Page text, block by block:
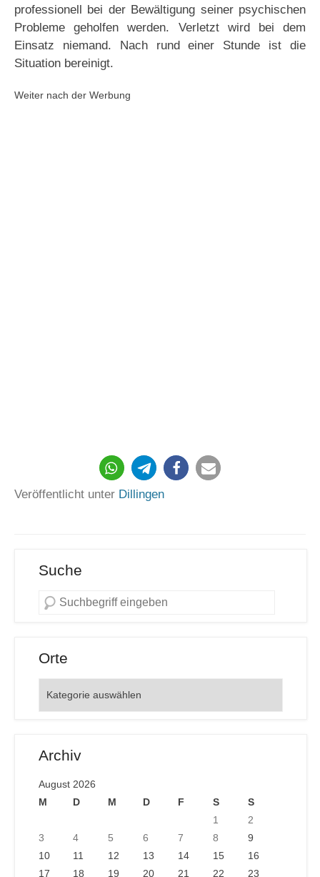
professionell bei der Bewältigung seiner psychischen
Probleme geholfen werden. Verletzt wird bei dem
Einsatz niemand. Nach rund einer Stunde ist die
Situation bereinigt.
Weiter nach der Werbung
406
Veröffentlicht unter Dillingen
Suche
Orte
Archiv
August 2026
M
D M D F S
S
1
2
3
4 5 6 7 8
9
10
11 12 13 14 15
16
17
18 19 20 21 22 23